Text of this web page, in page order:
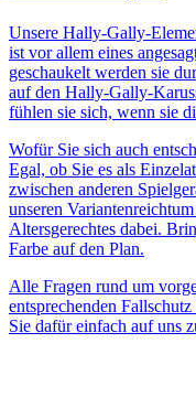
Unsere Hally-Gally-
ist vor allem eines
geschaukelt werden sie
auf den Hally-Gally-
fühlen sie sich, wenn sie
Wofür Sie sich auch
Egal, ob Sie es als
zwischen anderen
unseren
Altersgerechtes dabei.
Farbe auf den Plan.
Alle Fragen rund um
entsprechenden
Sie dafür einfach auf uns